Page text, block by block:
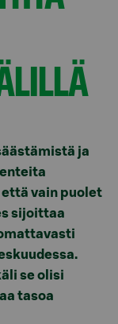
ja
että vain puolet
sijoittaa
se olisi
tasoa